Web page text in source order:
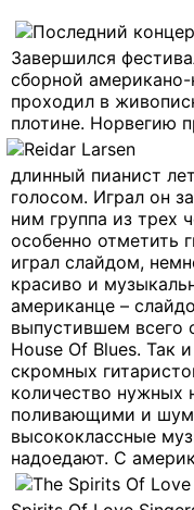
Завершился
сборной
проходил в
плотине. Норвегию
длинный пианист
голосом. Играл он
ним группа из трех
особенно отметить
играл слайдом,
красиво и
американце –
выпустившем всего
House Of Blues. Так
скромных
количество нужных
поливающими и
высококлассные
надоедают. С